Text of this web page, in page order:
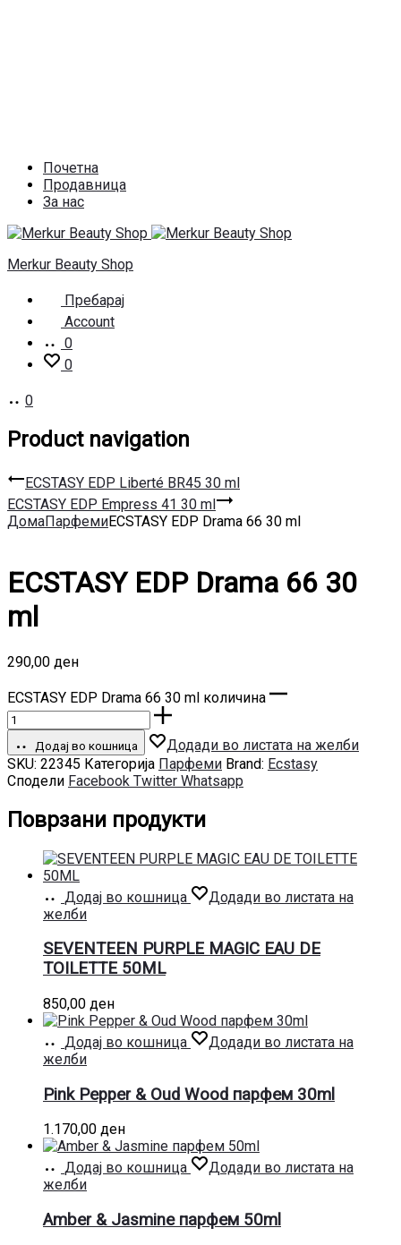
Почетна
Продавница
За нас
Merkur Beauty Shop
Пребарај
Account
0
0
0
Product navigation
ECSTASY EDP Liberté BR45 30 ml
ECSTASY EDP Empress 41 30 ml
ДомаПарфемиECSTASY EDP Drama 66 30 ml
ECSTASY EDP Drama 66 30
ml
290,00 ден
ECSTASY EDP Drama 66 30 ml количина
Додај во кошница
Додади во листата на желби
SKU: 22345 Категорија Парфеми Brand: Ecstasy
Сподели Facebook Twitter Whatsapp
Поврзани продукти
Додај во кошница
Додади во листата на
желби
SEVENTEEN PURPLE MAGIC EAU DE
TOILETTE 50ML
850,00 ден
Додај во кошница
Додади во листата на
желби
Pink Pepper & Oud Wood парфем 30ml
1.170,00 ден
Додај во кошница
Додади во листата на
желби
Amber & Jasmine парфем 50ml